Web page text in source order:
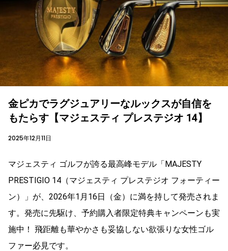
金ピカでラグジュアリーなルックスが自信を
もたらす【マジェスティ プレステジオ 14】
2025年12月11日
マジェスティ ゴルフが誇る最高峰モデル「MAJESTY
PRESTIGIO 14（マジェスティ プレステジオ フォーティー
ン）」が、2026年1月16日（金）に満を持して発売されま
す。発売に先駆け、予約購入者限定特典キャンペーンも実
施中！ 飛距離も華やかさも妥協しない欲張りな女性ゴル
ファー必見です。